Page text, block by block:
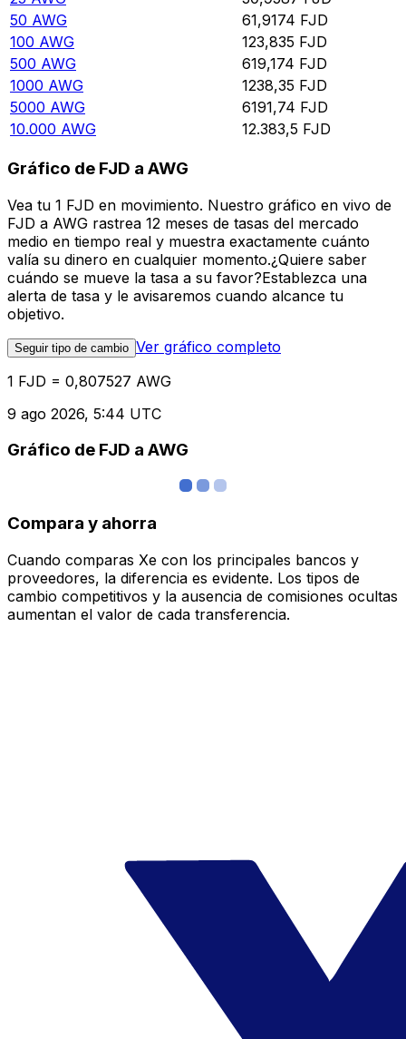
50 AWG 61,9174 FJD
100 AWG 123,835 FJD
500 AWG 619,174 FJD
1000 AWG 1238,35 FJD
5000 AWG 6191,74 FJD
10.000 AWG 12.383,5 FJD
Gráfico de FJD a AWG
Vea tu 1 FJD en movimiento. Nuestro gráfico en vivo de
FJD a AWG rastrea 12 meses de tasas del mercado
medio en tiempo real y muestra exactamente cuánto
valía su dinero en cualquier momento.¿Quiere saber
cuándo se mueve la tasa a su favor?Establezca una
alerta de tasa y le avisaremos cuando alcance tu
objetivo.
Seguir tipo de cambio Ver gráfico completo
1 FJD = 0,807527 AWG
9 ago 2026, 5:44 UTC
Gráfico de FJD a AWG
Compara y ahorra
Cuando comparas Xe con los principales bancos y
proveedores, la diferencia es evidente. Los tipos de
cambio competitivos y la ausencia de comisiones ocultas
aumentan el valor de cada transferencia.